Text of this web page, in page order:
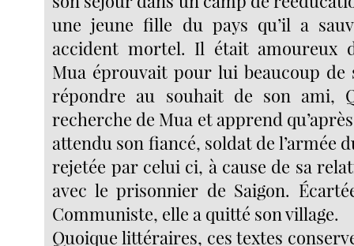
une jeune fille du pays qu’il a
accident mortel. Il était amoureux
Mua éprouvait pour lui beaucoup de
répondre au souhait de son ami,
recherche de Mua et apprend
attendu son fiancé, soldat de l’armée
rejetée par celui ci, à cause de sa
avec le prisonnier de Saigon.
Communiste, elle a quitté son village.
Quoique littéraires, ces textes